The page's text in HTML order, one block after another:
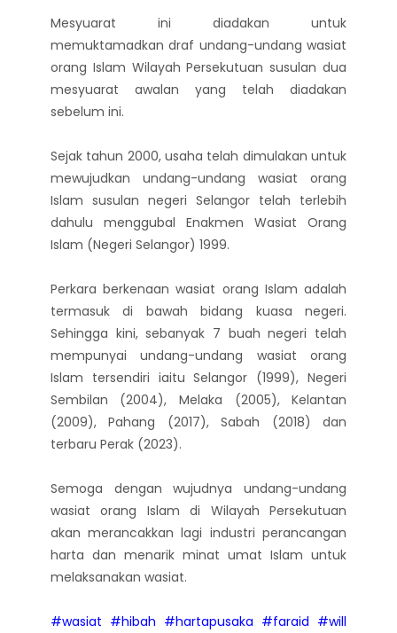
Mesyuarat ini diadakan untuk
memuktamadkan draf undang-undang wasiat
orang Islam Wilayah Persekutuan susulan dua
mesyuarat awalan yang telah diadakan
sebelum ini.
Sejak tahun 2000, usaha telah dimulakan untuk
mewujudkan undang-undang wasiat orang
Islam susulan negeri Selangor telah terlebih
dahulu menggubal Enakmen Wasiat Orang
Islam (Negeri Selangor) 1999.
Perkara berkenaan wasiat orang Islam adalah
termasuk di bawah bidang kuasa negeri.
Sehingga kini, sebanyak 7 buah negeri telah
mempunyai undang-undang wasiat orang
Islam tersendiri iaitu Selangor (1999), Negeri
Sembilan (2004), Melaka (2005), Kelantan
(2009), Pahang (2017), Sabah (2018) dan
terbaru Perak (2023).
Semoga dengan wujudnya undang-undang
wasiat orang Islam di Wilayah Persekutuan
akan merancakkan lagi industri perancangan
harta dan menarik minat umat Islam untuk
melaksanakan wasiat.
#wasiat #hibah #hartapusaka #faraid #will